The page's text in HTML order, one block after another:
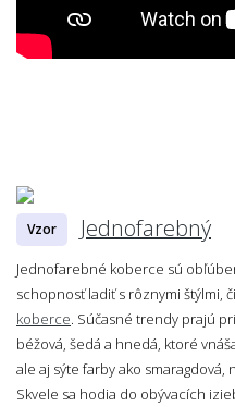
Vzor Jednofarebný
Jednofarebné koberce sú
schopnosť ladiť s rôznymi štýlmi,
koberce. Súčasné trendy prajú
béžová, šedá a hnedá, ktoré
ale aj sýte farby ako
Skvele sa hodia do obývacích